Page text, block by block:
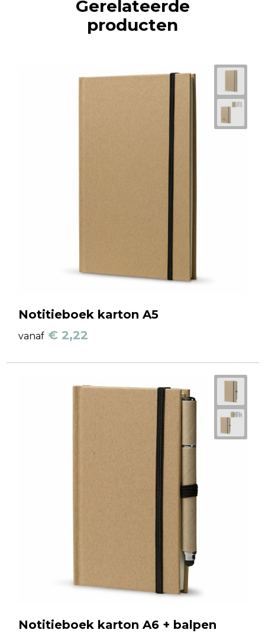
Gerelateerde
producten
Notitieboek karton A5
vanaf € 2,22
Notitieboek karton A6 + balpen